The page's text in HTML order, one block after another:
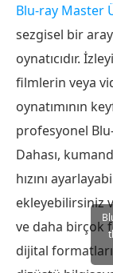
Blu-ray Master
sezgisel bir
oynatıcıdır.
filmlerin veya
oynatımının
profesyonel
Dahası,
hızını
ekleyebilirsiniz
ve daha birçok
dijital